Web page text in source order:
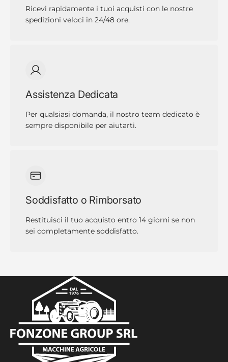
Ricevi rapidamente i tuoi acquisti con le nostre
spedizioni veloci in 24/48 ore.
Assistenza Dedicata
Per qualsiasi domanda, il nostro team dedicato è
sempre disponibile per aiutarti.
Soddisfatto o Rimborsato
Restituisci il tuo acquisto entro 14 giorni se non
sei completamente soddisfatto.